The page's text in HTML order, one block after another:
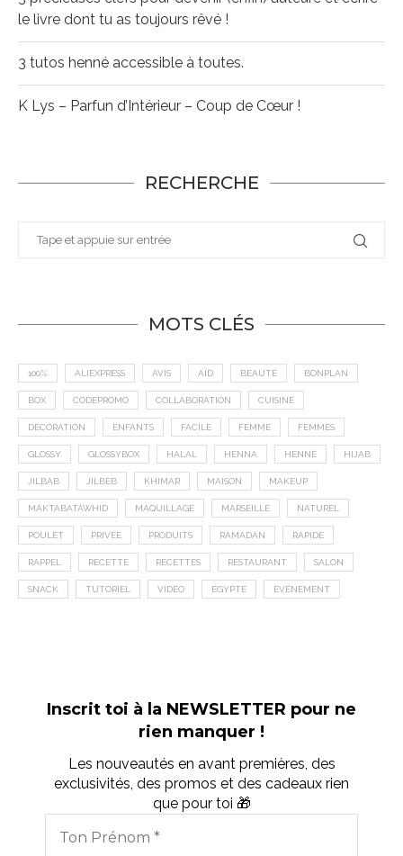
le livre dont tu as toujours rêvé !
3 tutos henné accessible à toutes.
K Lys – Parfun d’Intérieur – Coup de Cœur !
RECHERCHE
MOTS CLÉS
100% ALIEXPRESS AVIS AÏD BEAUTÉ BONPLAN
BOX CODEPROMO COLLABORATION CUISINE
DÉCORATION ENFANTS FACILE FEMME FEMMES
GLOSSY GLOSSYBOX HALAL HENNA HENNÉ HIJAB
JILBAB JILBEB KHIMAR MAISON MAKEUP
MAKTABATAWHID MAQUILLAGE MARSEILLE NATUREL
POULET PRIVÉE PRODUITS RAMADAN RAPIDE
RAPPEL RECETTE RECETTES RESTAURANT SALON
SNACK TUTORIEL VIDÉO ÉGYPTE ÉVÉNEMENT
Inscrit toi à la NEWSLETTER pour ne
rien manquer !
Les nouveautés en avant premières, des
exclusivités, des promos et des cadeaux rien
que pour toi 🎁